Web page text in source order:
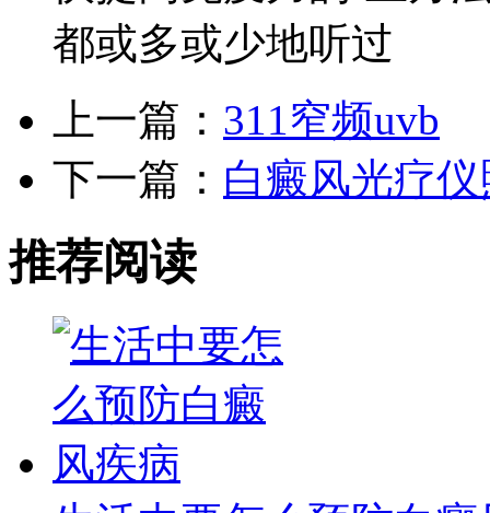
都或多或少地听过
上一篇： 311窄频uvb
下一篇： 白癜风光疗
推荐阅读